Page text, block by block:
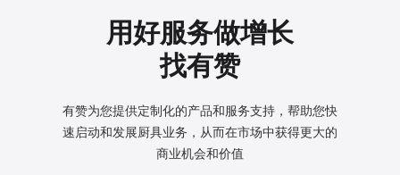
用好服务做增长
找有赞
有赞为您提供定制化的产品和服务支持，帮助您快
速启动和发展厨具业务，从而在市场中获得更大的
商业机会和价值